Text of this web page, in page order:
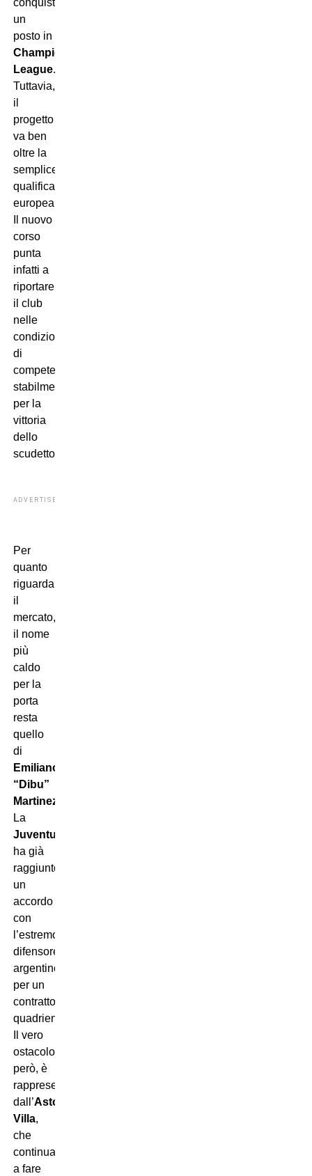
conquistare
un
posto in
Champions
League.
Tuttavia,
il
progetto
va ben
oltre la
semplice
qualificazione
europea.
Il nuovo
corso
punta
infatti a
riportare
il club
nelle
condizioni
di
competere
stabilmente
per la
vittoria
dello
scudetto.
ADVERTISEMENT
Per
quanto
riguarda
il
mercato,
il nome
più
caldo
per la
porta
resta
quello
di
Emiliano
“Dibu”
Martinez
La
Juventus
ha già
raggiunto
un
accordo
con
l’estremo
difensore
argentino
per un
contratto
quadriennale.
Il vero
ostacolo,
però, è
rappresentato
dall’Aston
Villa,
che
continua
a fare